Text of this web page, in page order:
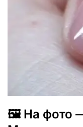
🖼 На фото